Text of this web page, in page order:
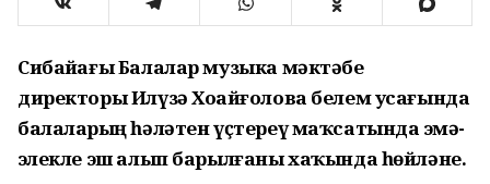
Сибайҙағы Балалар музыка мәктәбе
директоры Илүзә Хоҙайғолова белем усағында
балаларҙың һәләтен үҫтереү маҡсатында эҙмә-
эҙлекле эш алып барылғаны хаҡында һөйләне.